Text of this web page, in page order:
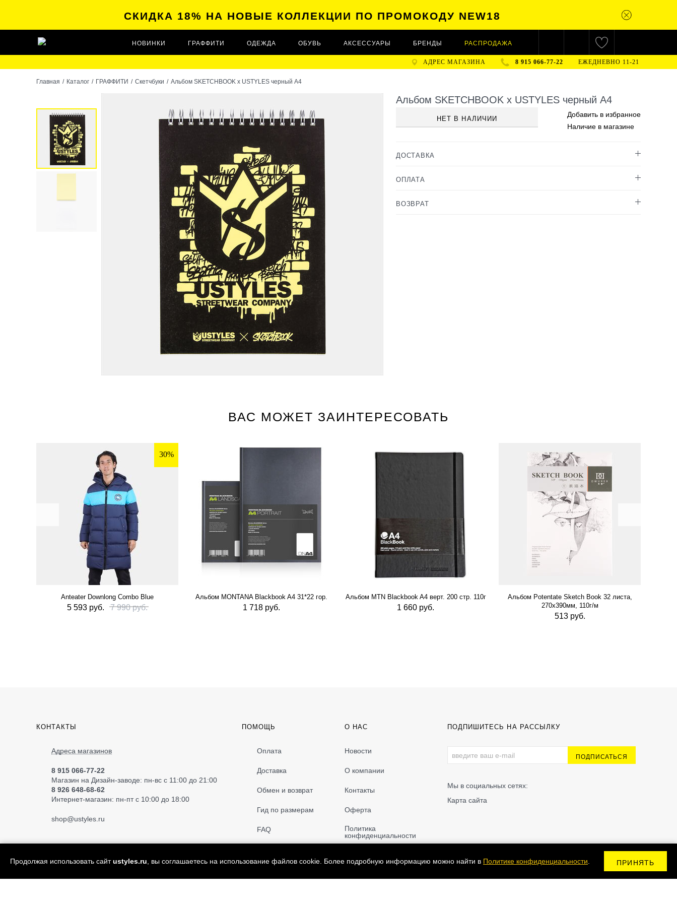
СКИДКА 18% НА НОВЫЕ КОЛЛЕКЦИИ ПО ПРОМОКОДУ NEW18
АДРЕС МАГАЗИНА 8 915 066-77-22 ЕЖЕДНЕВНО 11-21
НОВИНКИ ГРАФФИТИ ОДЕЖДА ОБУВЬ АКСЕССУАРЫ БРЕНДЫ РАСПРОДАЖА
Главная / Каталог / ГРАФФИТИ / Скетчбуки / Альбом SKETCHBOOK x USTYLES черный A4
Альбом SKETCHBOOK x USTYLES черный A4
НЕТ В НАЛИЧИИ
Добавить в избранное
Наличие в магазине
ДОСТАВКА
ОПЛАТА
ВОЗВРАТ
ВАС МОЖЕТ ЗАИНТЕРЕСОВАТЬ
30%
Anteater Downlong Combo Blue
5 593 руб. 7 990 руб.
Альбом MONTANA Blackbook A4 31*22 гор.
1 718 руб.
Альбом MTN Blackbook A4 верт. 200 стр. 110г
1 660 руб.
Альбом Potentate Sketch Book 32 листа,
270х390мм, 110г/м
513 руб.
КОНТАКТЫ
Адреса магазинов
8 915 066-77-22
Магазин на Дизайн-заводе: пн-вс с 11:00 до 21:00
8 926 648-68-62
Интернет-магазин: пн-пт с 10:00 до 18:00
shop@ustyles.ru
ПОМОЩЬ
Оплата
Доставка
Обмен и возврат
Гид по размерам
FAQ
О НАС
Новости
О компании
Контакты
Оферта
Политика
конфиденциальности
ПОДПИШИТЕСЬ НА РАССЫЛКУ
Мы в социальных сетях:
Карта сайта
© 2004—2026 «Ustyles» ИП Акимов А.Е. Сделано в Kodix
Продолжая использовать сайтustyles.ru , вы соглашаетесь на использование файлов cookie. Более подробную информацию можно найти в Политике конфиденциальности ПРИНЯТЬ